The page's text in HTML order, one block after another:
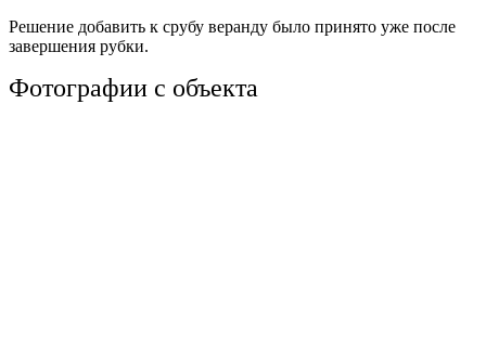
Решение добавить к срубу веранду было принято уже после
завершения рубки.
Фотографии с объекта